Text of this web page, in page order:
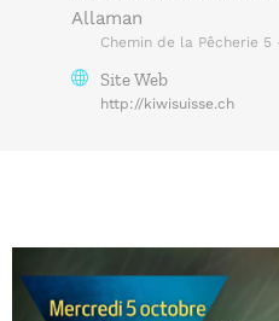
Allaman
Chemin de la Pêcherie
Site Web
http://kiwisuisse.ch